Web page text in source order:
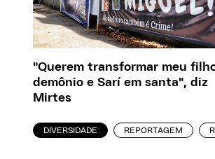
"Querem transformar meu
demônio e Sarí em santa", diz
Mirtes
DIVERSIDADE REPORTAGEM